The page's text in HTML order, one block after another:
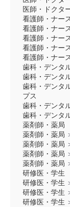
医師・ドクタ
看護師・ナー
看護師・ナー
看護師・ナー
看護師・ナー
看護師・ナー
歯科・デンタ
歯科・デンタ
歯科・デンタ
プス
歯科・デンタ
歯科・デンタ
薬剤師・薬局
薬剤師・薬局
薬剤師・薬局
薬剤師・薬局
薬剤師・薬局
研修医・学生
研修医・学生
研修医・学生
研修医・学生